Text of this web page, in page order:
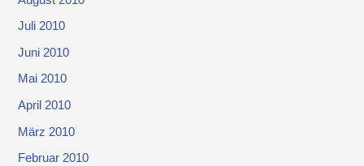
Juli 2010
Juni 2010
Mai 2010
April 2010
März 2010
Februar 2010